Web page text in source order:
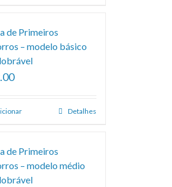
de Primeiros
– modelo básico
Detalhes
de Primeiros
– modelo médio